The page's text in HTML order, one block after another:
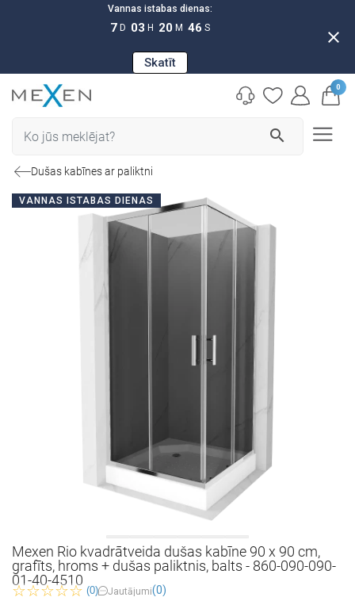
Vannas istabas dienas:
7 D 03 H 20 M 45 S
Skatīt
close
search
0
Dušas kabīnes ar paliktni
VANNAS ISTABAS DIENAS
Mexen Rio kvadrātveida dušas kabīne 90 x 90 cm,
grafīts, hroms + dušas paliktnis, balts - 860-090-090-
01-40-4510
(0) Jautājumi(0)